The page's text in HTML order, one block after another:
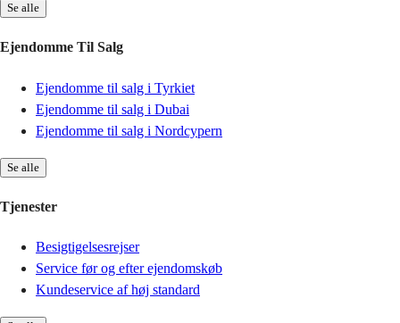
Se alle
Ejendomme Til Salg
Ejendomme til salg i Tyrkiet
Ejendomme til salg i Dubai
Ejendomme til salg i Nordcypern
Se alle
Tjenester
Besigtigelsesrejser
Service før og efter ejendomskøb
Kundeservice af høj standard